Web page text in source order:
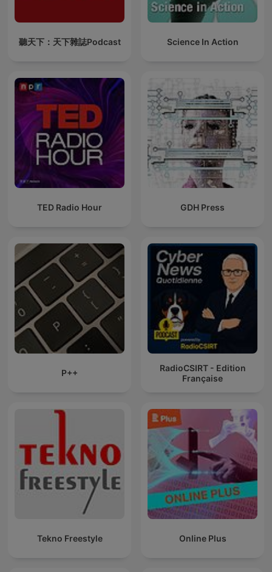
聽天下：天下雜誌Podcast Science In Action
TED Radio Hour GDH Press
P++
RadioCSIRT - Edition
Française
Tekno Freestyle Online Plus